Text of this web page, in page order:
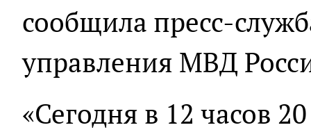
сообщила пресс-
управления МВД
«Сегодня в 12 часов